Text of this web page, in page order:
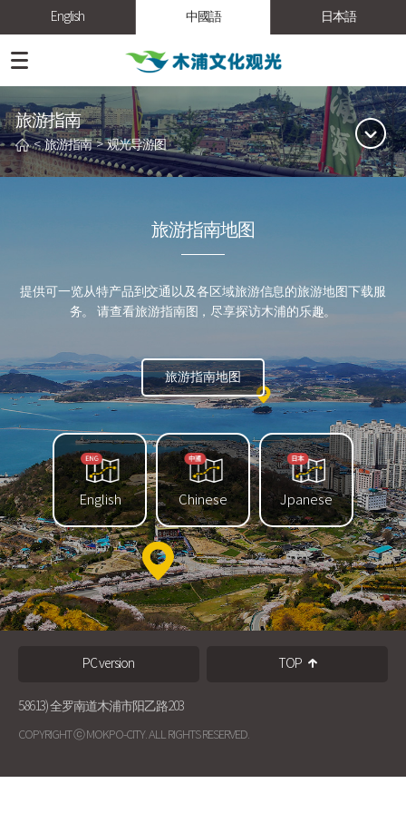
English 中國語 日本語
旅游指南
<旅游指南>观光导游图
旅游指南地图
提供可一览从特产品到交通以及各区域旅游信息的旅游地图下载服
务。请查看旅游指南图，尽享探访木浦的乐趣。
旅游指南地图
English Chinese Jpanese
PC version TOP
58613) 全罗南道木浦市阳乙路203
COPYRIGHT ⓒ MOKPO-CITY. ALL RIGHTS RESERVED.